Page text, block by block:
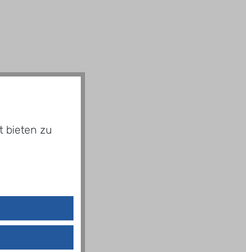
bieten zu